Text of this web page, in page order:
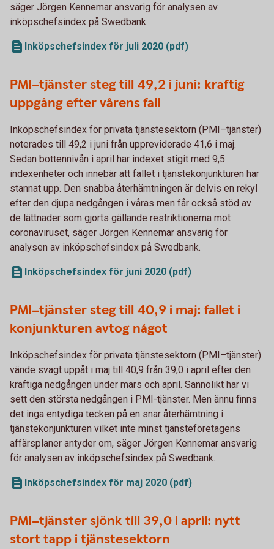
säger Jörgen Kennemar ansvarig för analysen av
inköpschefsindex på Swedbank.
Inköpschefsindex för juli 2020 (pdf)
PMI–tjänster steg till 49,2 i juni: kraftig
uppgång efter vårens fall
Inköpschefsindex för privata tjänstesektorn (PMI–tjänster)
noterades till 49,2 i juni från uppreviderade 41,6 i maj.
Sedan bottennivån i april har indexet stigit med 9,5
indexenheter och innebär att fallet i tjänstekonjunkturen har
stannat upp. Den snabba återhämtningen är delvis en rekyl
efter den djupa nedgången i våras men får också stöd av
de lättnader som gjorts gällande restriktionerna mot
coronaviruset, säger Jörgen Kennemar ansvarig för
analysen av inköpschefsindex på Swedbank.
Inköpschefsindex för juni 2020 (pdf)
PMI–tjänster steg till 40,9 i maj: fallet i
konjunkturen avtog något
Inköpschefsindex för privata tjänstesektorn (PMI–tjänster)
vände svagt uppåt i maj till 40,9 från 39,0 i april efter den
kraftiga nedgången under mars och april. Sannolikt har vi
sett den största nedgången i PMI-tjänster. Men ännu finns
det inga entydiga tecken på en snar återhämtning i
tjänstekonjunkturen vilket inte minst tjänsteföretagens
affärsplaner antyder om, säger Jörgen Kennemar ansvarig
för analysen av inköpschefsindex på Swedbank.
Inköpschefsindex för maj 2020 (pdf)
PMI–tjänster sjönk till 39,0 i april: nytt
stort tapp i tjänstesektorn